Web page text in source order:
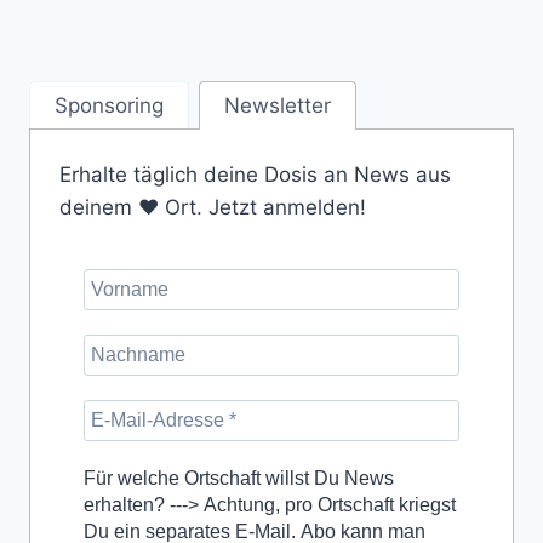
Sponsoring Newsletter
Erhalte täglich deine Dosis an News aus
deinem ❤️ Ort. Jetzt anmelden!
Für welche Ortschaft willst Du News
erhalten? ---> Achtung, pro Ortschaft kriegst
Du ein separates E-Mail. Abo kann man